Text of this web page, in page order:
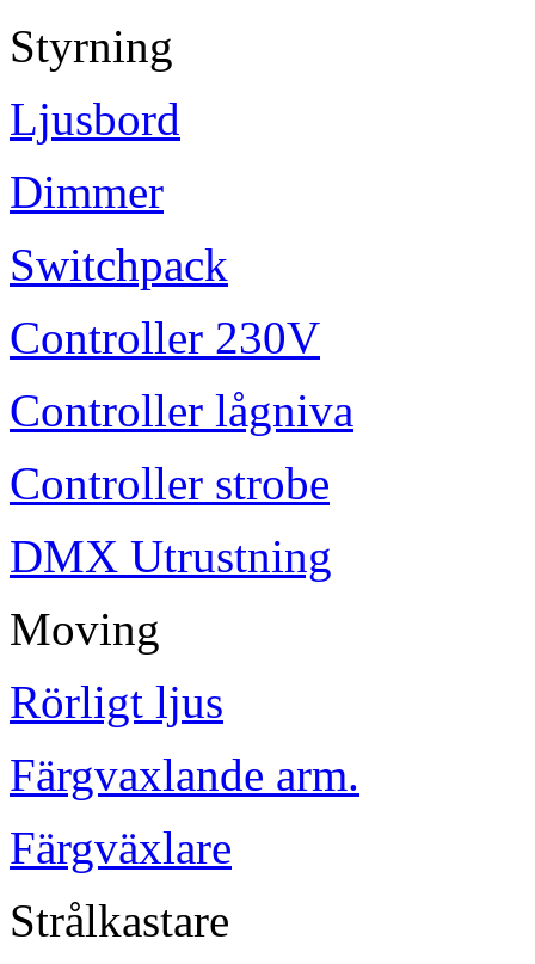
Styrning
Ljusbord
Dimmer
Switchpack
Controller 230V
Controller lågniva
Controller strobe
DMX Utrustning
Moving
Rörligt ljus
Färgvaxlande arm.
Färgväxlare
Strålkastare